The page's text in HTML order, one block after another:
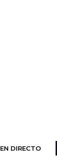
EN DIRECTO